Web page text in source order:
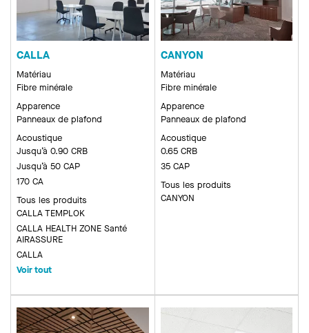
CALLA
Matériau
Fibre minérale
Apparence
Panneaux de plafond
Acoustique
Jusqu’à 0.90 CRB
Jusqu’à 50 CAP
170 CA
Tous les produits
CALLA TEMPLOK
CALLA HEALTH ZONE Santé
AIRASSURE
CALLA
Voir tout
CANYON
Matériau
Fibre minérale
Apparence
Panneaux de plafond
Acoustique
0.65 CRB
35 CAP
Tous les produits
CANYON